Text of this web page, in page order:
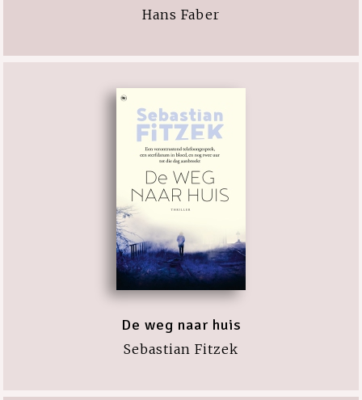
Hans Faber
De weg naar huis
Sebastian Fitzek